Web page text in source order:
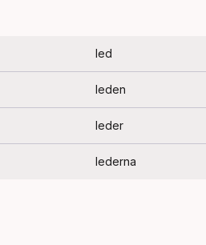
led
leden
leder
lederna